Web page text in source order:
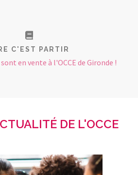
C'EST PARTIR
en vente à l'OCCE de Gironde !
DE L'OCCE